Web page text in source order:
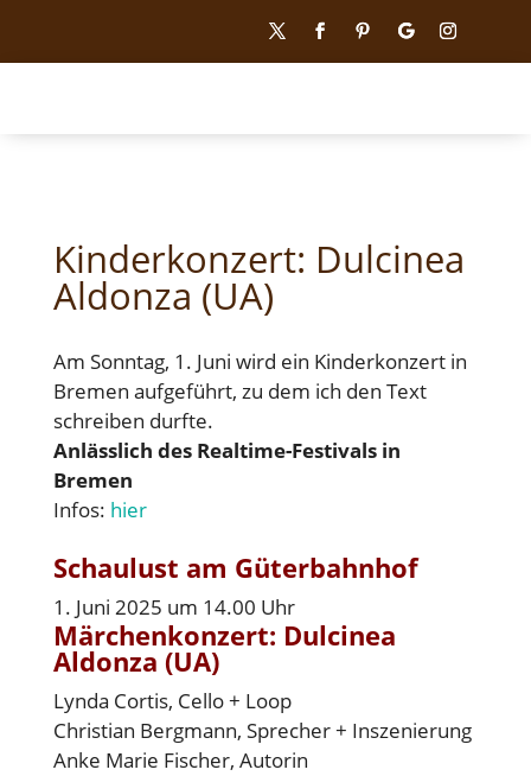
Kinderkonzert: Dulcinea
Aldonza (UA)
Am Sonntag, 1. Juni wird ein Kinderkonzert in
Bremen aufgeführt, zu dem ich den Text
schreiben durfte.
Anlässlich des Realtime-Festivals in
Bremen
Infos: hier
Schaulust am Güterbahnhof
1. Juni 2025 um 14.00 Uhr
Märchenkonzert: Dulcinea
Aldonza (UA)
Lynda Cortis, Cello + Loop
Christian Bergmann, Sprecher + Inszenierung
Anke Marie Fischer, Autorin